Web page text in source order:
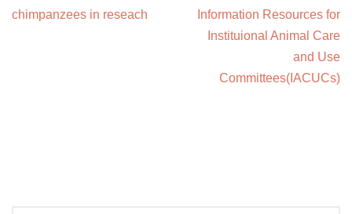
chimpanzees in reseach
Information Resources for
Instituional Animal Care
and Use
Committees(IACUCs)